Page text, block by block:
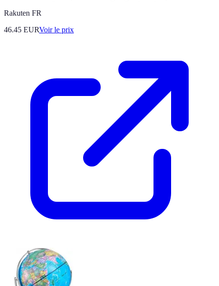
Rakuten FR
46.45 EURVoir le prix